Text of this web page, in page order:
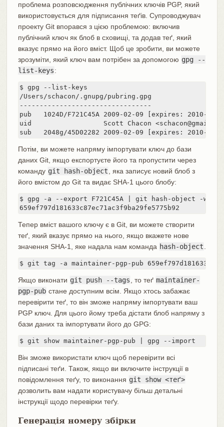
проблема розповсюдження публічних ключів PGP, який
використовується для підписання теґів. Супроводжувач
проекту Git впорався з цією проблемою: включив
публічний ключ як блоб в сховищі, та додав теґ, який
вказує прямо на його вміст. Щоб це зробити, ви можете
зрозуміти, який ключ вам потрібен за допомогою gpg --
list-keys:
$ gpg --list-keys
/Users/schacon/.gnupg/pubring.gpg
---------------------------------
pub   1024D/F721C45A 2009-02-09 [expires: 2010-02-
uid                  Scott Chacon
sub   2048g/45D02282 2009-02-09 [expires: 2010-02-
Потім, ви можете напряму імпортувати ключ до бази
даних Git, якщо експортуєте його та пропустити через
команду git hash-object, яка записує новий блоб з
його вмістом до Git та видає SHA-1 цього блобу:
$ gpg -a --export F721C45A | git hash-object -w --
659ef797d181633c87ec71ac3f9ba29fe5775b92
Тепер вміст вашого ключу є в Git, ви можете створити
теґ, який вказує прямо на нього, якщо вкажете нове
значення SHA-1, яке надала нам команда hash-object.
$ git tag -a maintainer-pgp-pub
Якщо виконати git push --tags, то теґ maintainer-
pgp-pub стане доступним всім. Якщо хтось забажає
перевірити теґ, то він зможе напряму імпортувати ваш
PGP ключ. Для цього йому треба дістати блоб напряму з
бази даних та імпортувати його до GPG:
$ git show maintainer-pgp-pub | gpg --import
Він зможе використати ключ щоб перевірити всі
підписані теґи. Також, якщо ви включите інструкції в
повідомлення теґу, то виконання git show <теґ>
дозволить вам надати користувачу більш детальні
інструкції щодо перевірки теґу.
Генерація номеру збірки